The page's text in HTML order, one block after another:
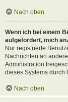
Nach oben
Wenn ich bei einem
aufgefordert, mich
Nur registrierte
Nachrichten an
Administration
dieses Systems durch
Nach oben